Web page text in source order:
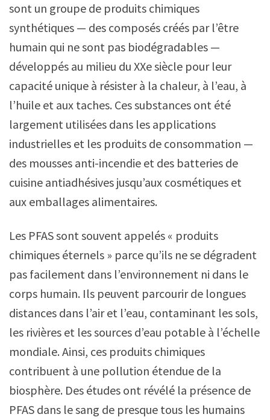
sont un groupe de produits chimiques
synthétiques — des composés créés par l’être
humain qui ne sont pas biodégradables —
développés au milieu du XXe siècle pour leur
capacité unique à résister à la chaleur, à l’eau, à
l’huile et aux taches. Ces substances ont été
largement utilisées dans les applications
industrielles et les produits de consommation —
des mousses anti-incendie et des batteries de
cuisine antiadhésives jusqu’aux cosmétiques et
aux emballages alimentaires.
Les PFAS sont souvent appelés « produits
chimiques éternels » parce qu’ils ne se dégradent
pas facilement dans l’environnement ni dans le
corps humain. Ils peuvent parcourir de longues
distances dans l’air et l’eau, contaminant les sols,
les rivières et les sources d’eau potable à l’échelle
mondiale. Ainsi, ces produits chimiques
contribuent à une pollution étendue de la
biosphère. Des études ont révélé la présence de
PFAS dans le sang de presque tous les humains